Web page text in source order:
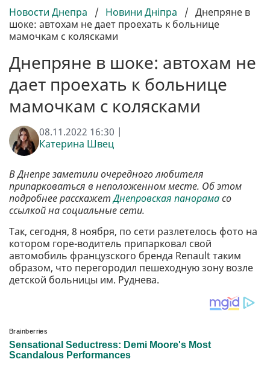
Новости Днепра / Новини Дніпра / Днепряне в
шоке: автохам не дает проехать к больнице
мамочкам с колясками
Днепряне в шоке: автохам не
дает проехать к больнице
мамочкам с колясками
08.11.2022 16:30 |
Катерина Швец
В Днепре заметили очередного любителя
припарковаться в неположенном месте. Об этом
подробнее расскажетДнепровская панорамасо
ссылкой на социальные сети.
Так, сегодня, 8 ноября, по сети разлетелось фото на
котором горе-водитель припарковал свой
автомобиль французского бренда Renault таким
образом, что перегородил пешеходную зону возле
детской больницы им. Руднева.